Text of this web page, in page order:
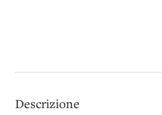
Descrizione